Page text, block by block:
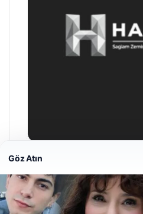
Nisan 29, 2026
Göz Atın